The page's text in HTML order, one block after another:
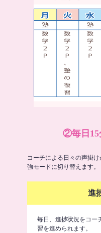
②毎日15
コーチによる日々の声掛
強モードに切り替えます。
進
毎日、進捗状況をコー
習を進められます。